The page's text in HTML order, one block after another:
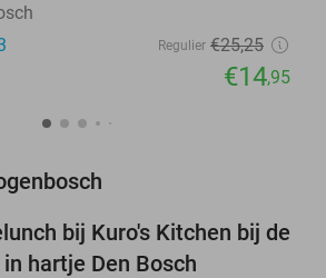
Regulier €25,25
€14,95
41%
bij Kuro's Kitchen bij de
hartje Den Bosch